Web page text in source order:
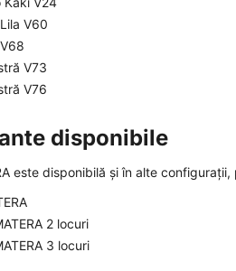
V60
V73
V76
disponibile
este disponibilă și în alte
2 locuri
3 locuri